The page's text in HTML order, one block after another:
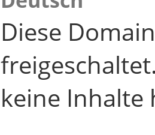
Diese
keine Inhalte